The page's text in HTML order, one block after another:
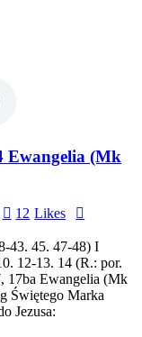
Ewangelia (Mk
12 Likes
43. 45. 47-48) I
12-13. 14 (R.: por.
17ba Ewangelia (Mk
Świętego Marka
Jezusa: